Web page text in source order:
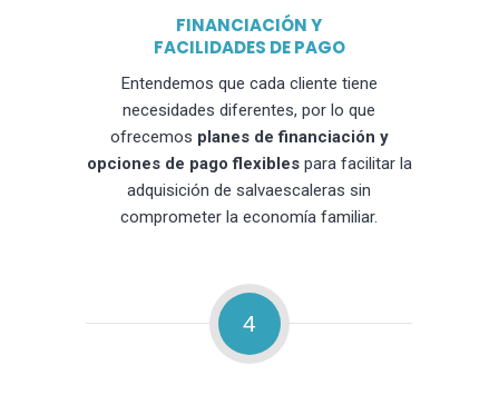
FINANCIACIÓN Y
FACILIDADES DE PAGO
Entendemos que cada cliente tiene
necesidades diferentes, por lo que
ofrecemos planes de financiación y
opciones de pago flexiblespara facilitar la
adquisición de salvaescaleras sin
comprometer la economía familiar.
4